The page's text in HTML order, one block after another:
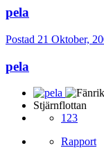
pela
Postad 21 Oktober,
pela
Stjärnflottan
123
Rapport